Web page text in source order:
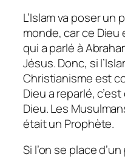
L’Islam va poser
monde, car ce
qui a parlé à
Jésus. Donc, si
Christianisme est
Dieu a reparlé,
Dieu. Les
était un Prophète.
Si l’on se place